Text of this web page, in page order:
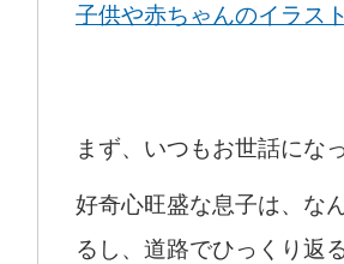
子供や赤ちゃんのイラス
まず、いつもお世話にな
好奇心旺盛な息子は、な
るし、道路でひっくり返